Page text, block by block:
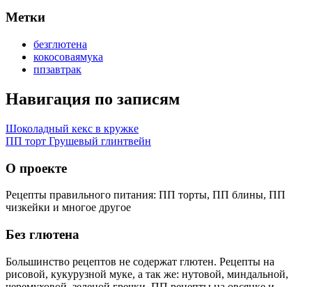
Метки
безглютена
кокосоваямука
ппзавтрак
Навигация по записям
Шоколадный кекс в кружке
ПП торт Грушевый глинтвейн
О проекте
Рецепты правильного питания: ПП торты, ПП блины, ПП
чизкейки и многое другое
Без глютена
Большинство рецептов не содержат глютен. Рецепты на
рисовой, кукурузной муке, а так же: нутовой, миндальной,